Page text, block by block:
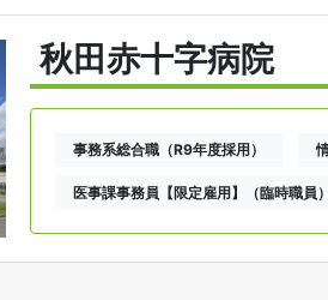
秋田赤十字病院
事務系総合職（R9年度採用）
医事課事務員【限定雇用】（臨時職員）